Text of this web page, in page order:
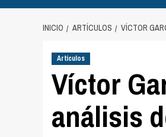
INICIO ARTÍCULOS VÍCTOR
Artículos
Víctor
análisis